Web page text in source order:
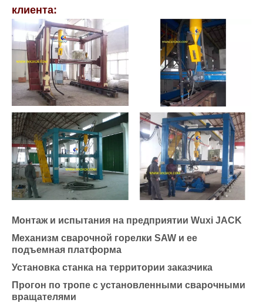
клиента:
Монтаж и испытания на предприятии Wuxi JACK
Механизм сварочной горелки SAW и ее
подъемная платформа
Установка станка на территории заказчика
Прогон по тропе с установленными сварочными
вращателями